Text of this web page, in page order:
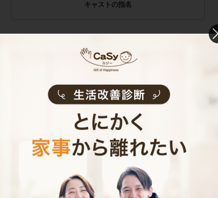
キャストの指名
お見積り内容
ご利用時間
料金（税込・交通費込）
他社との比較